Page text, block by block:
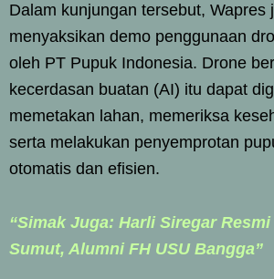
Dalam kunjungan tersebut, Wapres
menyaksikan demo penggunaan
oleh PT Pupuk Indonesia. Drone
kecerdasan buatan (AI) itu dapat
memetakan lahan, memeriksa
serta melakukan penyemprotan
otomatis dan efisien.
“Simak Juga: Harli Siregar
Sumut, Alumni FH USU Bangga”